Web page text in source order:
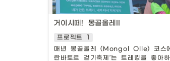
거이시떼! 몽골올레II
프로젝트 1
매년 몽골올레 (Mongol Olle) 코스
란바토르 걷기축제’는 트레킹을 좋아